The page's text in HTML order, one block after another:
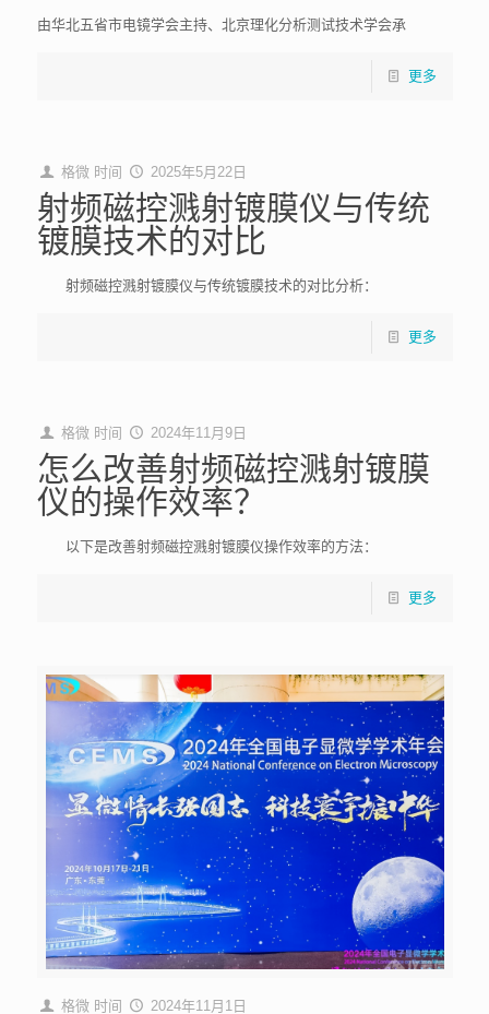
由华北五省市电镜学会主持、北京理化分析测试技术学会承
更多
格微 时间 2025年5月22日
射频磁控溅射镀膜仪与传统
镀膜技术的对比
射频磁控溅射镀膜仪与传统镀膜技术的对比分析：
更多
格微 时间 2024年11月9日
怎么改善射频磁控溅射镀膜
仪的操作效率？
以下是改善射频磁控溅射镀膜仪操作效率的方法：
更多
格微 时间 2024年11月1日